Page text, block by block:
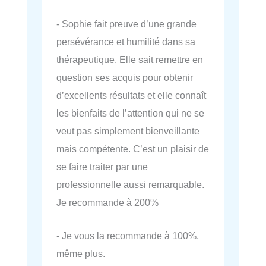
- Sophie fait preuve d’une grande
persévérance et humilité dans sa
thérapeutique. Elle sait remettre en
question ses acquis pour obtenir
d’excellents résultats et elle connaît
les bienfaits de l’attention qui ne se
veut pas simplement bienveillante
mais compétente. C’est un plaisir de
se faire traiter par une
professionnelle aussi remarquable.
Je recommande à 200%
- Je vous la recommande à 100%,
même plus.